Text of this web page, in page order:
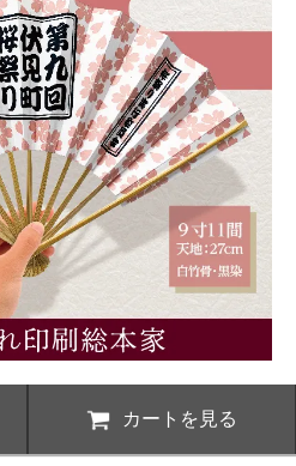
カートを見る